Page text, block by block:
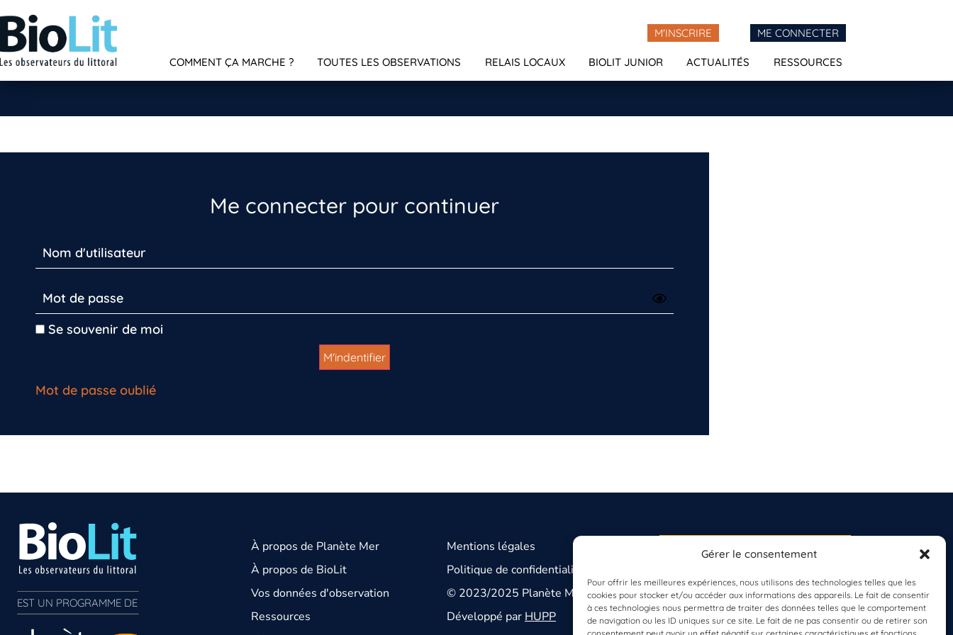
Gérer le consentement
Pour offrir les meilleures expériences, nous utilisons des technologies telles que les
cookies pour stocker et/ou accéder aux informations des appareils. Le fait de consentir
à ces technologies nous permettra de traiter des données telles que le comportement
de navigation ou les ID uniques sur ce site. Le fait de ne pas consentir ou de retirer son
M'INSCRIRE ME CONNECTER
COMMENT ÇA MARCHE ? TOUTES LES OBSERVATIONS RELAIS LOCAUX BIOLIT JUNIOR ACTUALITÉS RESSOURCES
Me connecter pour continuer
Se souvenir de moi
Mot de passe oublié
EST UN PROGRAMME DE
À propos de Planète Mer
À propos de BioLit
Vos données d'observation
Ressources
Mentions légales
Politique de confidentialité
© 2023/2025 Planète Mer
Développé parHUPP
S'INSCRIRE À LA
PLANÈTE MER